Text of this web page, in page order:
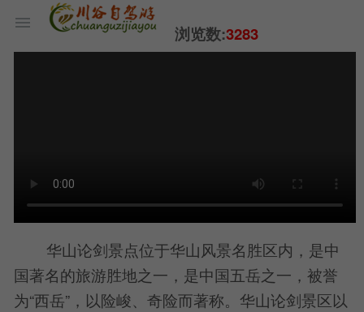
浏览数:3283
华山论剑景点位于华山风景名胜区内，是中
国著名的旅游胜地之一，是中国五岳之一，被誉
为“西岳”，以险峻、奇险而著称。华山论剑景区以